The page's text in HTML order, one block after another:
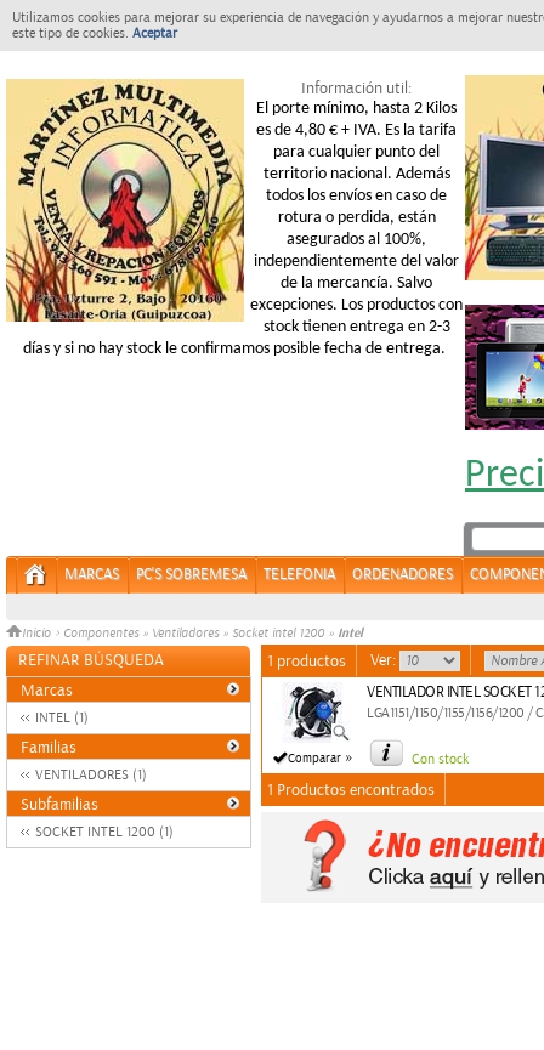
Utilizamos cookies para mejorar su experiencia de navegación y ayudarnos a mejorar
este tipo de cookies. Aceptar
Información util:
El porte mínimo, hasta 2 Kilos
es de 4,80 € + IVA. Es la tarifa
para cualquier punto del
territorio nacional. Además
todos los envíos en caso de
rotura o perdida, están
asegurados al 100%,
independientemente del valor
de la mercancía. Salvo
excepciones. Los productos con
stock tienen entrega en 2-3
días y si no hay stock le confirmamos posible fecha de entrega.
MARCAS PC'S SOBREMESA TELEFONIA ORDENADORES
Inicio > Componentes » Ventiladores » Socket intel 1200 » Intel
REFINAR BÚSQUEDA
Marcas
INTEL (1)
Familias
VENTILADORES (1)
Subfamilias
SOCKET INTEL 1200 (1)
1 productos Ver:
Comparar »
VENTILADOR INTEL SOCKET
LGA1151/1150/1155/1156/1200 /
Con stock
1 Productos encontrados